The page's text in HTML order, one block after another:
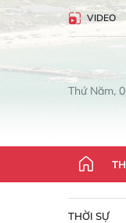
VIDEO
Thứ Năm,
THỜI SỰ